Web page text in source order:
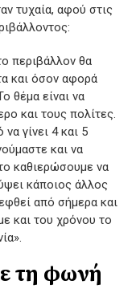
τυχαία, αφού στις
περιβάλλον θα
και όσον αφορά
θέμα είναι να
και τους πολίτες.
να γίνει 4 και 5
και να
καθιερώσουμε να
κάποιος άλλος
από σήμερα και
και του χρόνου το
τη φωνή